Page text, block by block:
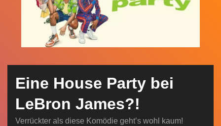
Eine House Party bei
LeBron James?!
Verrückter als diese Komödie geht’s wohl kaum!